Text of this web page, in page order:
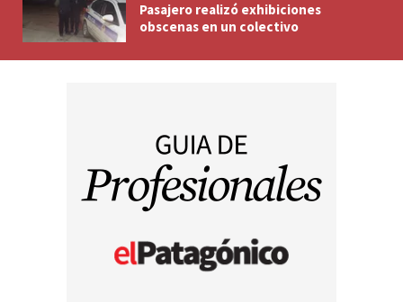
Pasajero realizó exhibiciones
obscenas en un colectivo